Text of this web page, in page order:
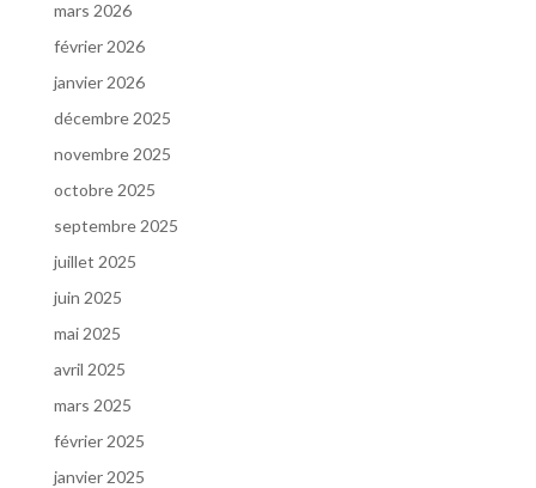
mars 2026
février 2026
janvier 2026
décembre 2025
novembre 2025
octobre 2025
septembre 2025
juillet 2025
juin 2025
mai 2025
avril 2025
mars 2025
février 2025
janvier 2025